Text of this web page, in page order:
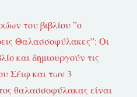
του βιβλίου ”ο
Θαλασσοφύλακες”: Οι
και δημιουργούν τις
Σέιφ και των 3
θαλασσοφύλακας είναι